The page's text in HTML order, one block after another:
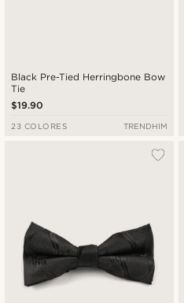
Black Pre-Tied Herringbone Bow
Tie
$19.90
23 COLORES TRENDHIM